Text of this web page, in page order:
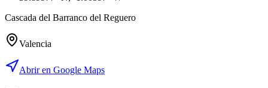
Cascada del Barranco del Reguero
Valencia
Abrir en Google Maps